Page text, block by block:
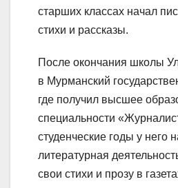
старших классах начал
стихи и рассказы.
После окончания школы
в Мурманский
где получил высшее
специальности
студенческие годы у него
литературная
свои стихи и прозу в